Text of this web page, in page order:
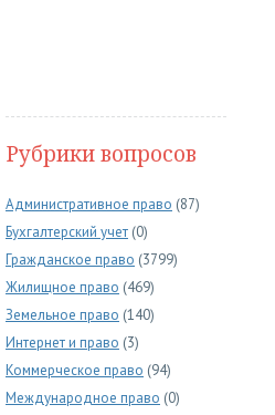
Рубрики вопросов
Административное право (87)
Бухгалтерский учет (0)
Гражданское право (3799)
Жилищное право (469)
Земельное право (140)
Интернет и право (3)
Коммерческое право (94)
Международное право (0)